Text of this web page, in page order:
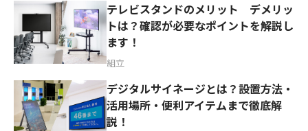
テレビスタンドのメリット デメリッ
トは？確認が必要なポイントを解説し
ます！
組立
デジタルサイネージとは？設置方法・
活用場所・便利アイテムまで徹底解
説！